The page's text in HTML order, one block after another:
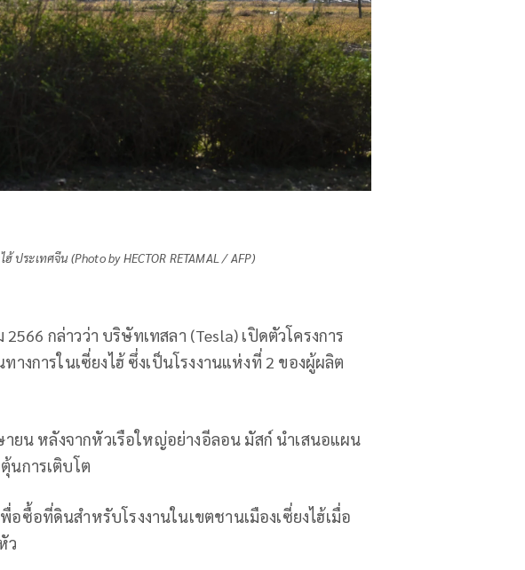
ประเทศจีน (Photo by HECTOR RETAMAL / AFP)
กล่าวว่า บริษัทเทสลา (Tesla) เปิดตัวโครงการ
งการในเซี่ยงไฮ้ ซึ่งเป็นโรงงานแห่งที่ 2 ของผู้ผลิต
ายน หลังจากหัวเรือใหญ่อย่างอีลอน มัสก์ นำเสนอแผน
นการเติบโต
ซื้อที่ดินสำหรับโรงงานในเขตชานเมืองเซี่ยงไฮ้เมื่อ
ว